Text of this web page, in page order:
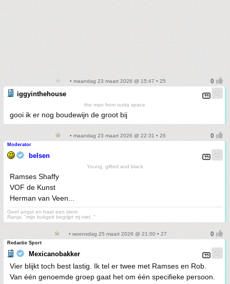
• maandag 23 maart 2026 @ 15:47 • 25
iggyinthehouse
the man from outta space
gooi ik er nog boudewijn de groot bij
• maandag 23 maart 2026 @ 22:31 • 26
Moderator
belsen
Young, gifted and black
Ramses Shaffy
VOF de Kunst
Herman van Veen...
Geef angst en haat een stem
Ranja: "mijn bukgeit begrijpt mj niet. "
• woensdag 25 maart 2026 @ 21:00 • 27
Redactie Sport
Mexicanobakker
Vier blijkt toch best lastig. Ik tel er twee met Ramses en Rob.
Van één genoemde groep gaat het om één specifieke persoon.